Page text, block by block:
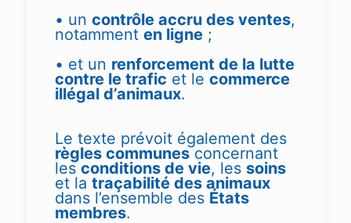
• un contrôle accru des ventes,
notamment en ligne;
• et un renforcement de la lutte
contre le trafic et le commerce
illégal d’animaux.
Le texte prévoit également des
règles communesconcernant
lesconditions de vie, les soins
et la traçabilité des animaux
dans l’ensemble des États
membres.